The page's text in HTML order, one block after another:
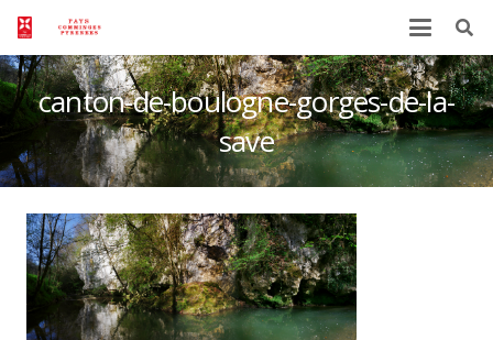
canton-de-boulogne-gorges-de-la-
save